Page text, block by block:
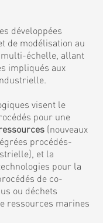
développées
de modélisation au
multi-échelle, allant
impliqués aux
visent le
pour une
(nouveaux
procédés-
et la
pour la
de co-
ou déchets
ressources marines